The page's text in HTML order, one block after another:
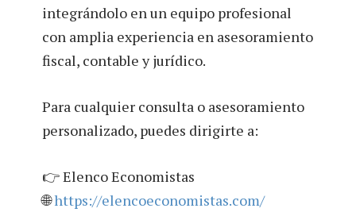
integrándolo en un equipo profesional
con amplia experiencia en asesoramiento
fiscal, contable y jurídico.
Para cualquier consulta o asesoramiento
personalizado, puedes dirigirte a:
👉 Elenco Economistas
🌐https://elencoeconomistas.com/